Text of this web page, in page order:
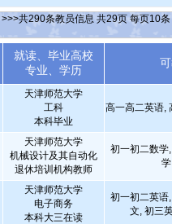
>>>共290条教员信息 共29页 每页10条
就读、毕业高校
专业、学历
天津师范大学
工科
本科毕业
高一高二英语,
天津师范大学
机械设计及其自动化
退休培训机构教师
初一初二数学
天津师范大学
电子商务
本科大三在读
初一初二英语
文, 初三